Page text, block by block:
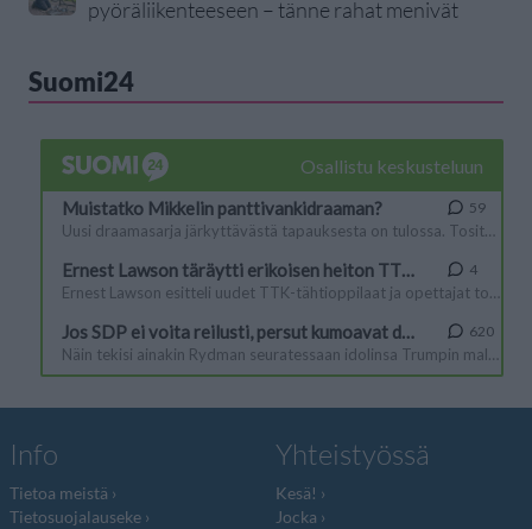
pyöräliikenteeseen – tänne rahat menivät
Suomi24
Info
Tietoa meistä
Tietosuojalauseke
Yhteistyössä
Kesä!
Jocka